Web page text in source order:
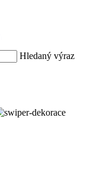
Hledaný výraz